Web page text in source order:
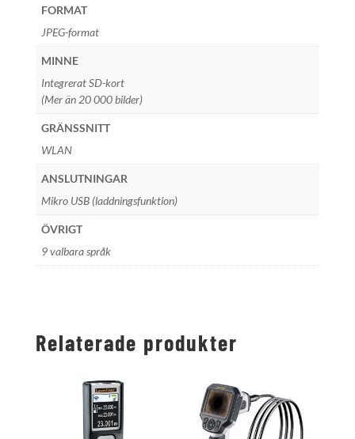
FORMAT
JPEG-format
MINNE
Integrerat SD-kort
(Mer än 20 000 bilder)
GRÄNSSNITT
WLAN
ANSLUTNINGAR
Mikro USB (laddningsfunktion)
ÖVRIGT
9 valbara språk
Relaterade produkter